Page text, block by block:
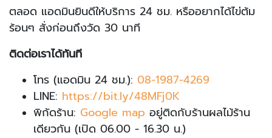
ตลอด แอดมินยินดีให้บริการ 24 ชม. หรืออยากได้ไข่ต้ม
ร้อนๆ สั่งก่อนถึงวัด 30 นาที
ติดต่อเราได้ทันที
โทร (แอดมิน 24 ชม.): 08-1987-4269
LINE: https://bit.ly/48MFj0K
พิกัดร้าน: Google map อยู่ติดกับร้านผลไม้ร้าน
เดียวกัน (เปิด 06.00 - 16.30 น.)